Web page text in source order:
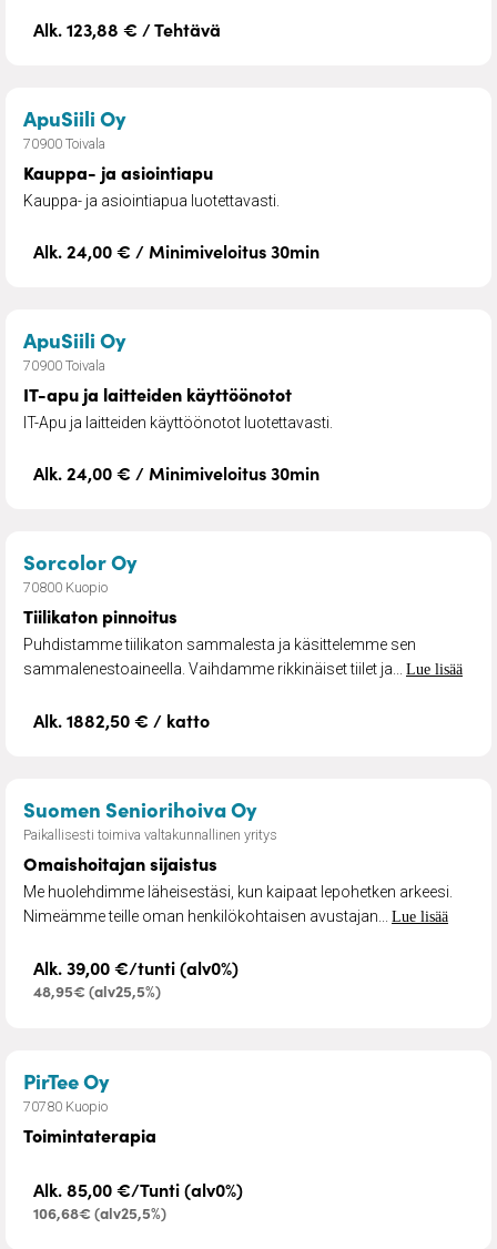
Alk. 123,88 € / Tehtävä
ApuSiili Oy– Kauppa- ja asiointiapu
70900 Toivala
Kauppa- ja asiointiapu
Kauppa- ja asiointiapua luotettavasti.
Alk. 24,00 € / Minimiveloitus 30min
ApuSiili Oy– IT-apu ja laitteiden käyttöönotot
70900 Toivala
IT-apu ja laitteiden käyttöönotot
IT-Apu ja laitteiden käyttöönotot luotettavasti.
Alk. 24,00 € / Minimiveloitus 30min
Sorcolor Oy– Tiilikaton pinnoitus
70800 Kuopio
Tiilikaton pinnoitus
Puhdistamme tiilikaton sammalesta ja käsittelemme sen
sammalenestoaineella. Vaihdamme rikkinäiset tiilet ja... Lue lisää
Alk. 1882,50 € / katto
Suomen Seniorihoiva Oy– Omaishoitajan sijaistus
Paikallisesti toimiva valtakunnallinen yritys
Omaishoitajan sijaistus
Me huolehdimme läheisestäsi, kun kaipaat lepohetken arkeesi.
Nimeämme teille oman henkilökohtaisen avustajan... Lue lisää
Alk. 39,00 €/tunti (alv0%)
48,95€ (alv25,5%)
PirTee Oy– Toimintaterapia
70780 Kuopio
Toimintaterapia
Alk. 85,00 €/Tunti (alv0%)
106,68€ (alv25,5%)